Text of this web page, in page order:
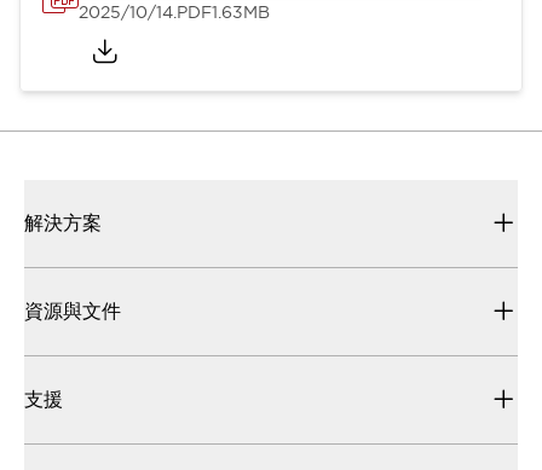
2025/10/14.PDF1.63MB
解決方案
資源與文件
支援